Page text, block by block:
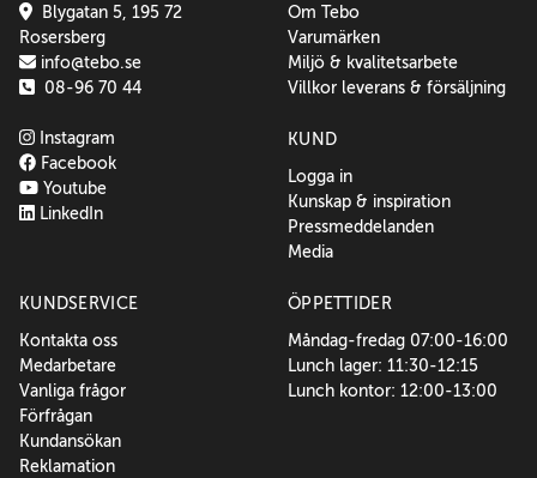
Blygatan 5, 195 72
Rosersberg
info@tebo.se
08-96 70 44
Instagram
Facebook
Youtube
LinkedIn
Om Tebo
Varumärken
Miljö & kvalitetsarbete
Villkor leverans & försäljning
KUND
Logga in
Kunskap & inspiration
Pressmeddelanden
Media
KUNDSERVICE
Kontakta oss
Medarbetare
Vanliga frågor
Förfrågan
Kundansökan
Reklamation
ÖPPETTIDER
Måndag-fredag 07:00-16:00
Lunch lager: 11:30-12:15
Lunch kontor: 12:00-13:00